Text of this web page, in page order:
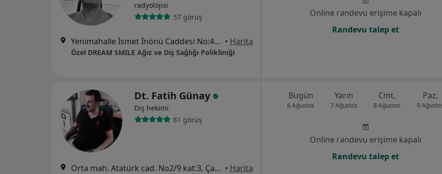
radyolojisi
57 görüş
Yenimahalle İsmet İnönü Caddesi No:40, Samsun • Harita
Özel DREAM SMILE Ağız ve Diş Sağlığı Polikliniği
Online randevu erişime kapalı
Randevu talep et
Dt. Fatih Günay
Diş hekimi
81 görüş
Orta mah. Atatürk cad. No2/9 kat:3, Çarşamba • Harita
Bugün
6 Ağustos
Yarın
7 Ağustos
Cmt,
8 Ağustos
Paz,
9
Online randevu erişime kapalı
Randevu talep et